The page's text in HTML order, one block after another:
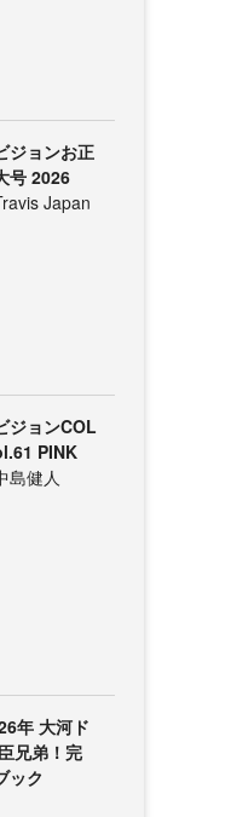
ジョンお正
号 2026
Japan
ジョンCOL
PINK
島健人
年 大河ド
兄弟！完
ック